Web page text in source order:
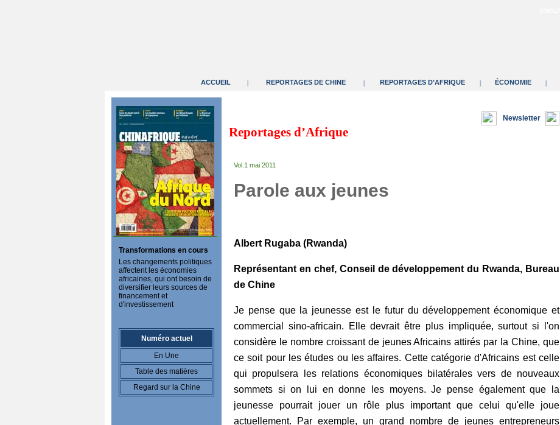
ACCUEIL | REPORTAGES DE CHINE | REPORTAGES D’AFRIQUE | ÉCONOMIE |
Transformations en cours
Les changements politiques
affectent les économies
africaines, qui ont besoin de
diversifier leurs sources de
financement et
d'investissement
Numéro actuel
En Une
Table des matières
Regard sur la Chine
Reportages d’Afrique
Newsletter
Vol.1 mai 2011
Parole aux jeunes
Albert Rugaba (Rwanda)
Représentant en chef, Conseil de développement du Rwanda, Bureau
de Chine
Je pense que la jeunesse est le futur du développement économique et
commercial sino-africain. Elle devrait être plus impliquée, surtout si l'on
considère le nombre croissant de jeunes Africains attirés par la Chine, que
ce soit pour les études ou les affaires. Cette catégorie d'Africains est celle
qui propulsera les relations économiques bilatérales vers de nouveaux
sommets si on lui en donne les moyens. Je pense également que la
jeunesse pourrait jouer un rôle plus important que celui qu'elle joue
actuellement. Par exemple, un grand nombre de jeunes entrepreneurs